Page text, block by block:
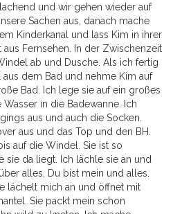
und wir gehen wieder auf
Sachen aus, danach mache
Kinderkanal und lass Kim in ihrer
Fernsehen. In der Zwischenzeit
ab und Dusche. Als ich fertig
dem Bad und nehme Kim auf
Bad. Ich lege sie auf ein großes
in die Badewanne. Ich
aus und auch die Socken.
aus und das Top und den BH.
auf die Windel. Sie ist so
sie da liegt. Ich lächle sie an und
alles. Du bist mein und alles.
lächelt mich an und öffnet mit
Sie packt mein schon